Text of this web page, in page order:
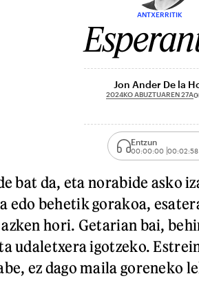
ANTXERRITIK
Jon Ander De la
2024KO ABUZTUAREN 27A
Entzun
00:00:00 00:02:58
bat da, eta norabide asko
edo behetik gorakoa,
hori. Getarian bai,
udaletxera igotzeko.
ez dago maila goreneko